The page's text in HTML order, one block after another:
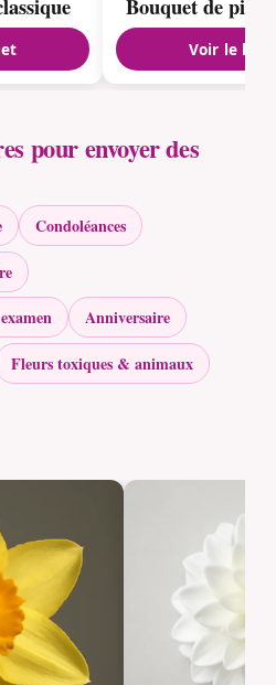
Voir le
pour envoyer des
Condoléances
Anniversaire
Fleurs toxiques & animaux